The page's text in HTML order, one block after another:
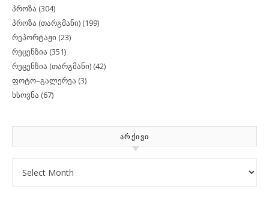
პროზა (304)
პროზა (თარგმანი) (199)
რეპორტაჟი (23)
რეცენზია (351)
რეცენზია (თარგმანი) (42)
ფოტო–გალერეა (3)
ხსოვნა (67)
ᲐᲠᲥᲘᲕᲘ